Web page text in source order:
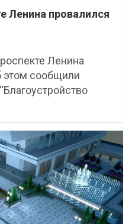
Ленина провалился
Ленина
этом сообщили